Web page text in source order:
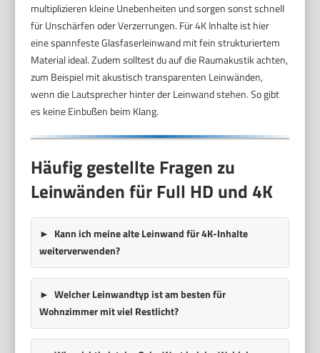
multiplizieren kleine Unebenheiten und sorgen sonst schnell
für Unschärfen oder Verzerrungen. Für 4K Inhalte ist hier
eine spannfeste Glasfaserleinwand mit fein strukturiertem
Material ideal. Zudem solltest du auf die Raumakustik achten,
zum Beispiel mit akustisch transparenten Leinwänden,
wenn die Lautsprecher hinter der Leinwand stehen. So gibt
es keine Einbußen beim Klang.
Häufig gestellte Fragen zu
Leinwänden für Full HD und 4K
Kann ich meine alte Leinwand für 4K-Inhalte
weiterverwenden?
Welcher Leinwandtyp ist am besten für
Wohnzimmer mit viel Restlicht?